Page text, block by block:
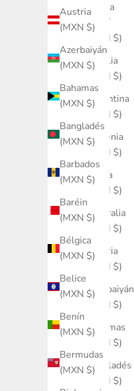
Austria
(MXN $)
Azerbaiyán
(MXN $)
Bahamas
(MXN $)
Bangladés
(MXN $)
Barbados
(MXN $)
Baréin
(MXN $)
Bélgica
(MXN $)
Belice
(MXN $)
Benín
(MXN $)
Bermudas
(MXN $)
Arabia
Saudí
(MXN $)
Argelia
(MXN $)
Argentina
(MXN $)
Armenia
(MXN $)
Aruba
(MXN $)
Australia
(MXN $)
Austria
(MXN $)
Azerbaiyán
(MXN $)
Bahamas
(MXN $)
Bangladés
(MXN $)